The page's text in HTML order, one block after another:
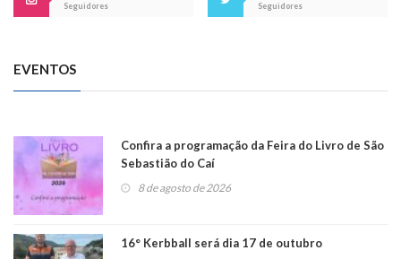
Seguidores
Seguidores
EVENTOS
Confira a programação da Feira do Livro de São
Sebastião do Caí
8 de agosto de 2026
16° Kerbball será dia 17 de outubro